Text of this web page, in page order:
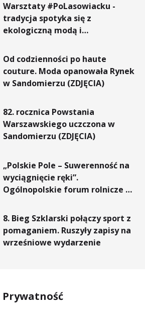
Warsztaty #PoLasowiacku -
tradycja spotyka się z
ekologiczną modą i
Od codzienności po haute
couture. Moda opanowała Rynek
w Sandomierzu (ZDJĘCIA)
82. rocznica Powstania
Warszawskiego uczczona w
Sandomierzu (ZDJĘCIA)
„Polskie Pole – Suwerenność na
wyciągnięcie ręki”.
Ogólnopolskie forum rolnicze w
8. Bieg Szklarski połączy sport z
pomaganiem. Ruszyły zapisy na
wrześniowe wydarzenie
Prywatność